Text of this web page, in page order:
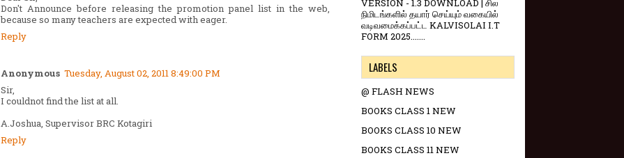
Don't Announce before releasing the promotion panel list in the web,
because so many teachers are expected with eager.
Reply
Anonymous Tuesday, August 02, 2011 8:49:00 PM
Sir,
I couldnot find the list at all.
A.Joshua, Supervisor BRC Kotagiri
Reply
VERSION - 1.3 DOWNLOAD | சில
நிமிடங்களில் தயார் செய்யும் வகையில்
வடிவமைக்கப்பட்ட KALVISOLAI I.T
FORM 2025.......
LABELS
@ FLASH NEWS
BOOKS CLASS 1 NEW
BOOKS CLASS 10 NEW
BOOKS CLASS 11 NEW